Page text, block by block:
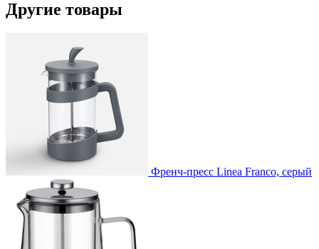
Другие товары
Френч-пресс Linea Franco, серый